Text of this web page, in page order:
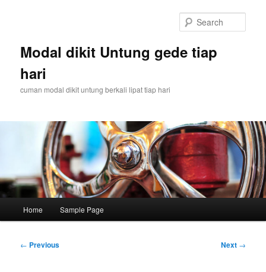
Modal dikit Untung gede tiap
hari
cuman modal dikit untung berkali lipat tiap hari
Home Sample Page
Post
← Previous Next →